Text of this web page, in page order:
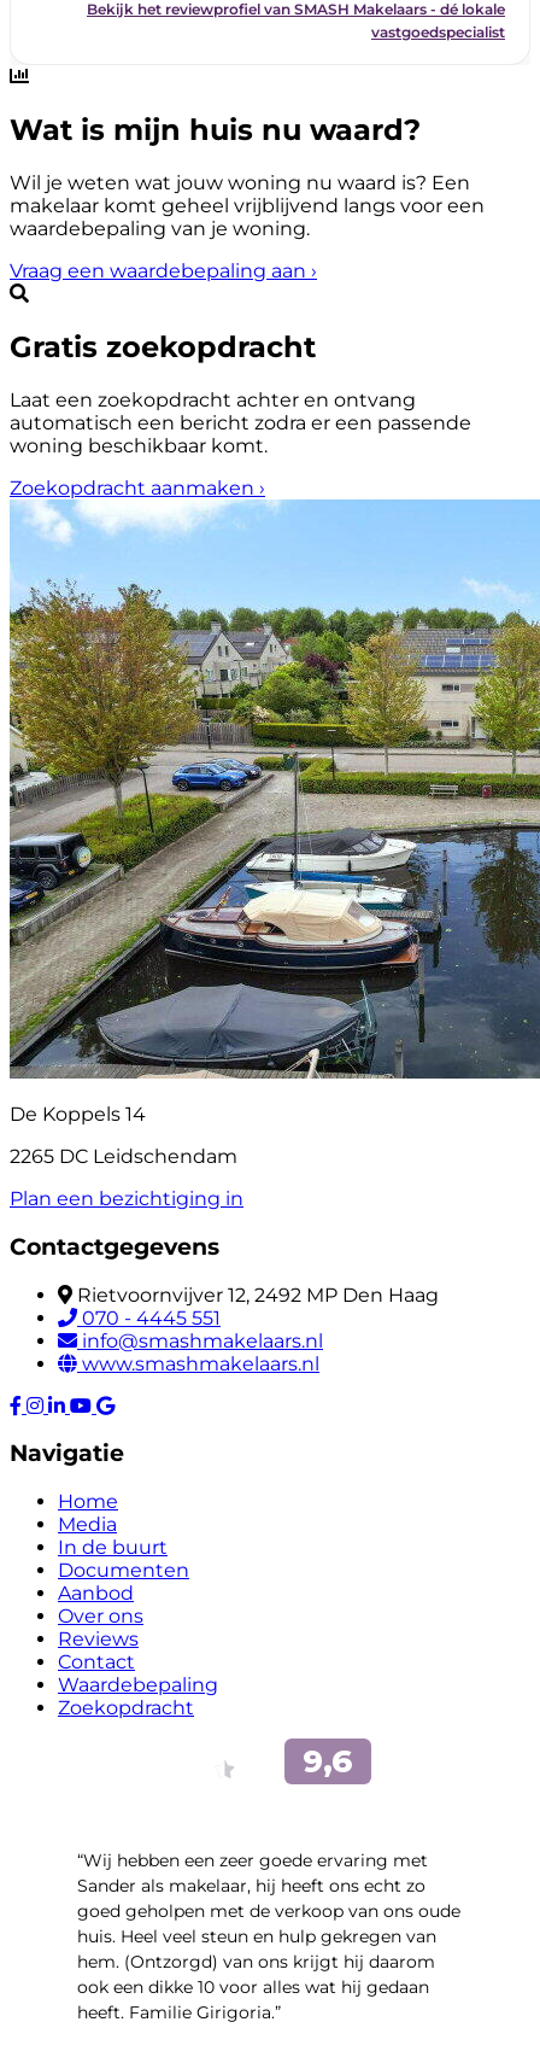
Wat is mijn huis nu waard?
Wil je weten wat jouw woning nu waard is? Een
makelaar komt geheel vrijblijvend langs voor een
waardebepaling van je woning.
Vraag een waardebepaling aan ›
Gratis zoekopdracht
Laat een zoekopdracht achter en ontvang
automatisch een bericht zodra er een passende
woning beschikbaar komt.
Zoekopdracht aanmaken ›
De Koppels 14
2265 DC Leidschendam
Plan een bezichtiging in
Contactgegevens
Rietvoornvijver 12, 2492 MP Den Haag
070 - 4445 551
info@smashmakelaars.nl
www.smashmakelaars.nl
Navigatie
Home
Media
In de buurt
Documenten
Aanbod
Over ons
Reviews
Contact
Waardebepaling
Zoekopdracht
“Wij hebben een zeer goede ervaring met
Sander als makelaar, hij heeft ons echt zo
goed geholpen met de verkoop van ons oude
huis. Heel veel steun en hulp gekregen van
hem. (Ontzorgd) van ons krijgt hij daarom
ook een dikke 10 voor alles wat hij gedaan
heeft. Familie Girigoria.”